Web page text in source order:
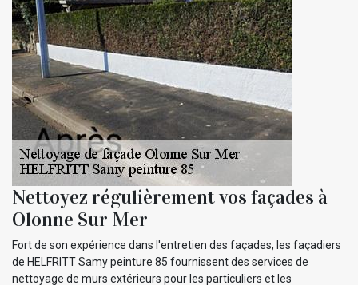
Nettoyez régulièrement vos façades à
Olonne Sur Mer
Fort de son expérience dans l'entretien des façades, les façadiers
de HELFRITT Samy peinture 85 fournissent des services de
nettoyage de murs extérieurs pour les particuliers et les